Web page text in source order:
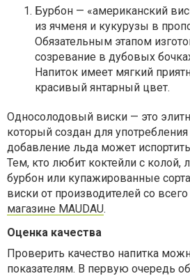
Бурбон — «американский
из ячменя и кукурузы в
Обязательным этапом
созревание в дубовых
Напиток имеет мягкий
красивый янтарный цвет.
Односолодовый виски — это
который создан для
добавление льда может
Тем, кто любит коктейли с колой,
бурбон или купажированные
виски от производителей со
магазине MAUDAU.
Оценка качества
Проверить качество напитка
показателям. В первую очередь